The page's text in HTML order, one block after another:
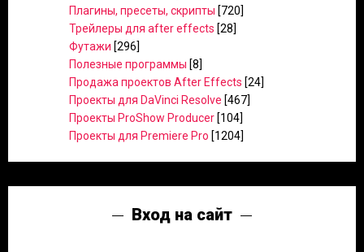
Плагины, пресеты, скрипты [720]
Трейлеры для after effects [28]
Футажи [296]
Полезные программы [8]
Продажа проектов After Effects [24]
Проекты для DaVinci Resolve [467]
Проекты ProShow Producer [104]
Проекты для Premiere Pro [1204]
Вход на сайт